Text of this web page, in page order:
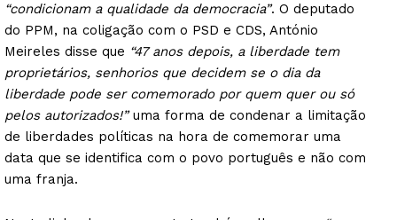
“condicionam a qualidade da democracia”. O deputado
do PPM, na coligação com o PSD e CDS, António
Meireles disse que “47 anos depois, a liberdade tem
proprietários, senhorios que decidem se o dia da
liberdade pode ser comemorado por quem quer ou só
pelos autorizados!”uma forma de condenar a limitação
de liberdades políticas na hora de comemorar uma
data que se identifica com o povo português e não com
uma franja.